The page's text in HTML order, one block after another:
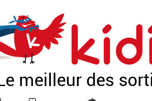
meilleur des